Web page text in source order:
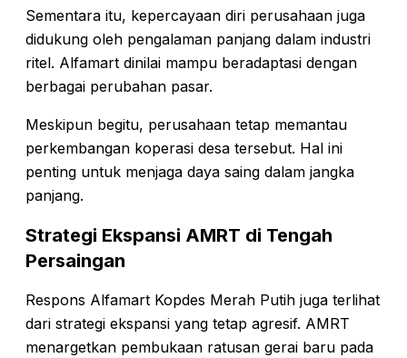
Sementara itu, kepercayaan diri perusahaan juga
didukung oleh pengalaman panjang dalam industri
ritel. Alfamart dinilai mampu beradaptasi dengan
berbagai perubahan pasar.
Meskipun begitu, perusahaan tetap memantau
perkembangan koperasi desa tersebut. Hal ini
penting untuk menjaga daya saing dalam jangka
panjang.
Strategi Ekspansi AMRT di Tengah
Persaingan
Respons Alfamart Kopdes Merah Putih juga terlihat
dari strategi ekspansi yang tetap agresif. AMRT
menargetkan pembukaan ratusan gerai baru pada